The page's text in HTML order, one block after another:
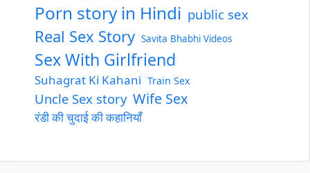
Porn story in Hindi public sex
Real Sex Story Savita Bhabhi Videos
Sex With Girlfriend
Suhagrat Ki Kahani Train Sex
Uncle Sex story Wife Sex
रंडी की चुदाई की कहानियाँ